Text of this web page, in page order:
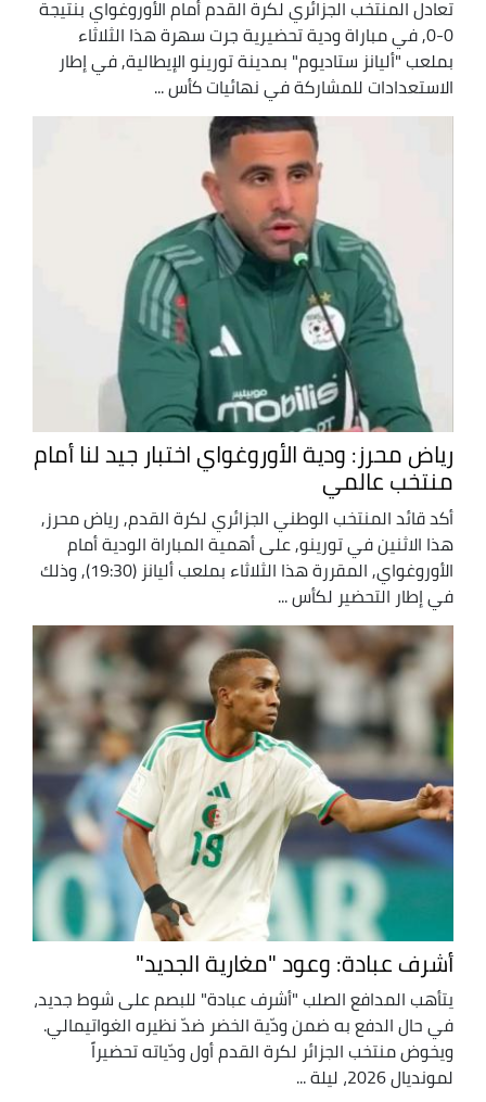
تعادل المنتخب الجزائري لكرة القدم أمام الأوروغواي بنتيجة
0-0, في مباراة ودية تحضيرية جرت سهرة هذا الثلاثاء
بملعب "أليانز ستاديوم" بمدينة تورينو الإيطالية, في إطار
الاستعدادات للمشاركة في نهائيات كأس ...
رياض محرز: ودية الأوروغواي اختبار جيد لنا أمام
منتخب عالمي
أكد قائد المنتخب الوطني الجزائري لكرة القدم, رياض محرز,
هذا الاثنين في تورينو, على أهمية المباراة الودية أمام
الأوروغواي, المقررة هذا الثلاثاء بملعب أليانز (19:30), وذلك
في إطار التحضير لكأس ...
أشرف عبادة: وعود "مغارية الجديد"
يتأهب المدافع الصلب "أشرف عبادة" للبصم على شوط جديد،
في حال الدفع به ضمن ودّية الخضر ضدّ نظيره الغواتيمالي.
ويخوض منتخب الجزائر لكرة القدم أول ودّياته تحضيراً
لمونديال 2026، ليلة ...